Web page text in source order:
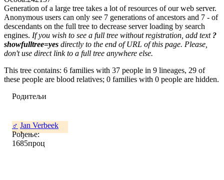
Generation of a large tree takes a lot of resources of our web server.
Anonymous users can only see 7 generations of ancestors and 7 - of
descendants on the full tree to decrease server loading by search
engines. If you wish to see a full tree without registration, add text ?
showfulltree=yes directly to the end of URL of this page. Please,
don't use direct link to a full tree anywhere else.
This tree contains: 6 families with 37 people in 9 lineages, 29 of
these people are blood relatives; 0 families with 0 people are hidden.
Родитељи
♂ Jan Verbeek
Рођење:
1685проц